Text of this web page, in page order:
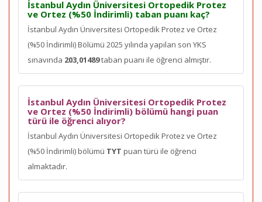
İstanbul Aydın Üniversitesi Ortopedik Protez
ve Ortez (%50 İndirimli) taban puanı kaç?
İstanbul Aydın Üniversitesi Ortopedik Protez ve Ortez
(%50 İndirimli) Bölümü 2025 yılında yapılan son YKS
sınavında 203,01489taban puanı ile öğrenci almıştır.
İstanbul Aydın Üniversitesi Ortopedik Protez
ve Ortez (%50 İndirimli) bölümü hangi puan
türü ile öğrenci alıyor?
İstanbul Aydın Üniversitesi Ortopedik Protez ve Ortez
(%50 İndirimli) bölümü TYT puan türü ile öğrenci
almaktadır.